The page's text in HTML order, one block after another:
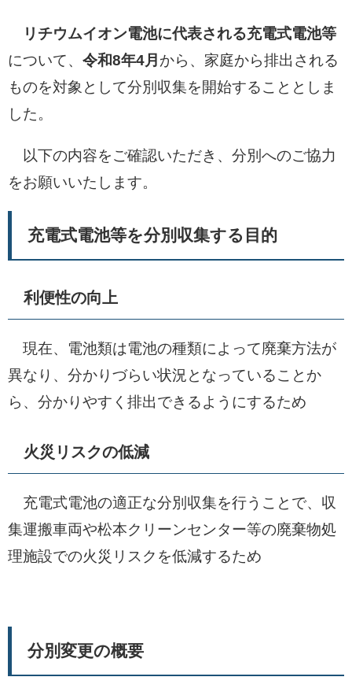
リチウムイオン電池に代表される充電式電池等
について、 令和8年4月 から、家庭から排出される
ものを対象として分別収集を開始することとしま
した。
以下の内容をご確認いただき、分別へのご協力
をお願いいたします。
充電式電池等を分別収集する目的
利便性の向上
現在、電池類は電池の種類によって廃棄方法が
異なり、分かりづらい状況となっていることか
ら、分かりやすく排出できるようにするため
火災リスクの低減
充電式電池の適正な分別収集を行うことで、収
集運搬車両や松本クリーンセンター等の廃棄物処
理施設での火災リスクを低減するため
分別変更の概要